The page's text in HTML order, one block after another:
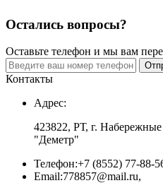
Остались вопросы?
Оставьте телефон и мы вам
Контакты
Адрес:
423822, РТ, г.
"Деметр"
Телефон:+7 (8552) 77-88-
Email:778857@mail.ru,